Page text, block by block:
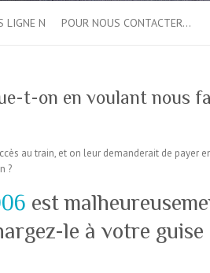
LIGNE N POUR NOUS CONTACTER…
t-on en voulant nous
au train, et on leur demanderait de payer
?
est
le à votre